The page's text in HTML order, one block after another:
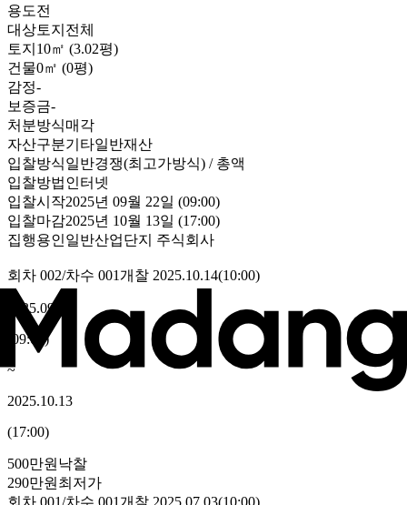
용도전
대상토지전체
토지 10㎡ (3.02평)
건물0㎡ (0평)
감정-
보증금-
처분방식매각
자산구분기타일반재산
입찰방식일반경쟁(최고가방식) / 총액
입찰방법인터넷
입찰시작2025년 09월 22일 (09:00)
입찰마감2025년 10월 13일 (17:00)
집행용인일반산업단지 주식회사
회차 002/차수 001개찰 2025.10.14(10:00)
2025.09.22
09:00 )
~
2025.10.13
(17:00)
500만원 낙찰
290만원 최저가
회차 001/차수 001개찰 2025.07.03(10:00)